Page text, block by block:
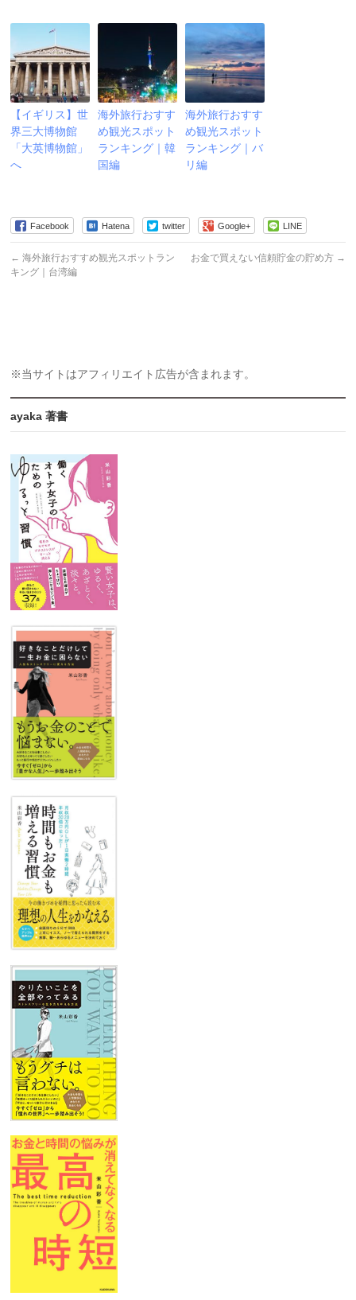
【イギリス】世
界三大博物館
「大英博物館」
へ
海外旅行おすす
め観光スポット
ランキング｜韓
国編
海外旅行おすす
め観光スポット
ランキング｜バ
リ編
Facebook Hatena twitter Google+ LINE
← 海外旅行おすすめ観光スポットラン
キング｜台湾編
お金で買えない信頼貯金の貯め方 →
※当サイトはアフィリエイト広告が含まれます。
ayaka 著書